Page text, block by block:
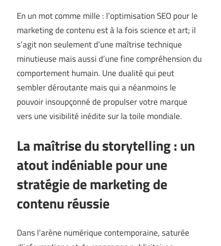
En un mot comme mille : l’optimisation SEO pour le
marketing de contenu est à la fois science et art; il
s’agit non seulement d’une maîtrise technique
minutieuse mais aussi d’une fine compréhension du
comportement humain. Une dualité qui peut
sembler déroutante mais qui a néanmoins le
pouvoir insoupçonné de propulser votre marque
vers une visibilité inédite sur la toile mondiale.
La maîtrise du storytelling : un
atout indéniable pour une
stratégie de marketing de
contenu réussie
Dans l’arène numérique contemporaine, saturée